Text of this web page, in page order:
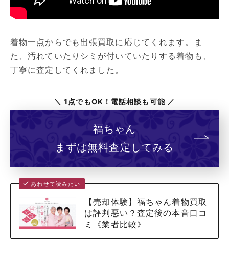
着物一点からでも出張買取に応じてくれます。ま
た、汚れていたりシミが付いていたりする着物も、
丁寧に査定してくれました。
＼ 1点でもOK！電話相談も可能 ／
福ちゃん
まずは無料査定してみる
あわせて読みたい
【売却体験】福ちゃん着物買取
は評判悪い？査定後の本音口コ
ミ《業者比較》